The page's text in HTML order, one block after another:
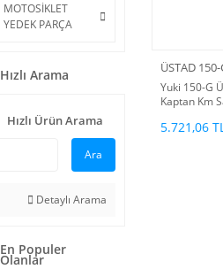
MOTOSİKLET
YEDEK PARÇA
Hızlı Arama
Hızlı Ürün Arama
Ara
Detaylı Arama
En Populer
Olanlar
ÜSTAD 150-
Yuki 150-G
Kaptan Km
5.721,06 TL